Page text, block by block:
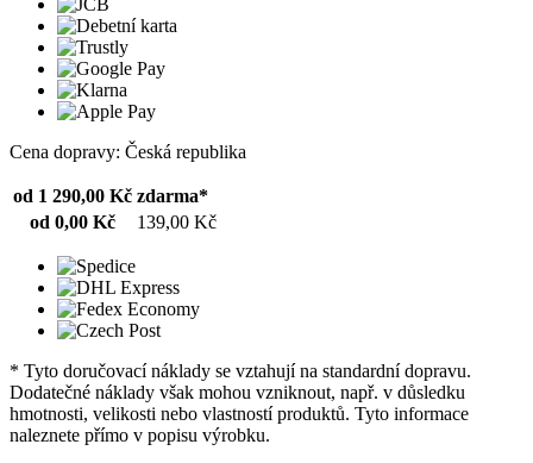
Cena dopravy: Česká republika
od 1 290,00 Kč zdarma*
od 0,00 Kč
139,00 Kč
* Tyto doručovací náklady se vztahují na standardní dopravu.
Dodatečné náklady však mohou vzniknout, např. v důsledku
hmotnosti, velikosti nebo vlastností produktů. Tyto informace
naleznete přímo v popisu výrobku.